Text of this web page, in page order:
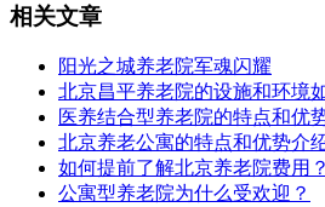
相关文章
阳光之城养老院军魂闪耀
北京昌平养老院的设施和环境
医养结合型养老院的特点和优
北京养老公寓的特点和优势介
如何提前了解北京养老院费用？
公寓型养老院为什么受欢迎？